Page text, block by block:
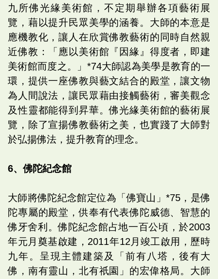
九所佛光緣美術館，不定期舉辦各項藝術展
覽，藉以提升民眾美學的涵養。大師的本意是
應機教化，讓人在欣賞佛教藝術的同時自然親
近佛教：「應以美術館『因緣』得度者，即建
美術館而度之。」*74大師認為美學是教育的一
環，提供一座佛教與藝文結合的殿堂，讓文物
為人間說法，讓民眾藉由接觸藝術，審美觀念
及性靈都能得到昇華。佛光緣美術館的藝術展
覽，除了宣揚佛教藝術之美，也實踐了大師對
於弘揚佛法，提升教育的理念。
6、佛陀紀念館
大師將佛陀紀念館定位為「佛寶山」*75，是佛
陀專屬的殿堂，供奉有代表佛陀威德、智慧的
佛牙舍利。佛陀紀念館占地一百公頃，於2003
年元月奠基啟建，2011年12月竣工啟用，歷時
九年。呈現主體建築及「前有八塔，後有大
佛，南有靈山，北有祇園」的宏偉格局。大師